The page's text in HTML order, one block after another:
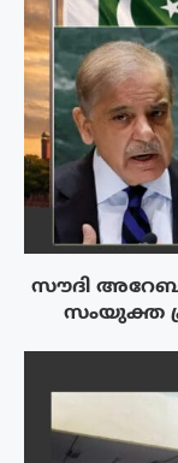
സൗദി
സംയുക്ത